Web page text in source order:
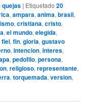
quejas | Etiquetado 20
,ampara,anima,brasil,
,cristiana,cristo,
,el mundo,elegida,
fiel,fin,gloria,gustavo
,intencion,interes,
,pedofilo,persona,
,religioso,representante,
,torquemada,version,